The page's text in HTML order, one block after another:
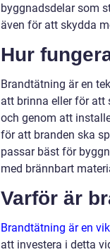
byggnadsdelar som
även för att skydda
Hur
Brandtätning är en
att brinna eller för att
och genom att
för att branden ska
passar bäst för
med brännbart
Varför är
Brandtätning är en
att investera i detta